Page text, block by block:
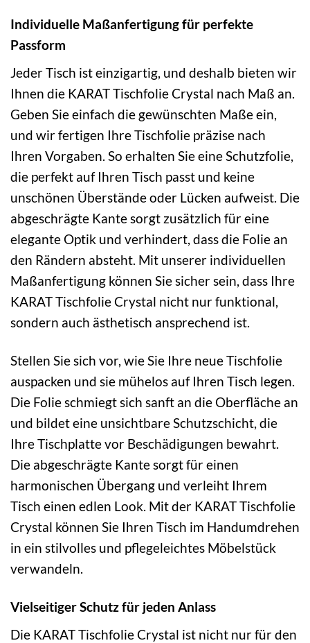
Individuelle Maßanfertigung für perfekte
Passform
Jeder Tisch ist einzigartig, und deshalb bieten wir
Ihnen die KARAT Tischfolie Crystal nach Maß an.
Geben Sie einfach die gewünschten Maße ein,
und wir fertigen Ihre Tischfolie präzise nach
Ihren Vorgaben. So erhalten Sie eine Schutzfolie,
die perfekt auf Ihren Tisch passt und keine
unschönen Überstände oder Lücken aufweist. Die
abgeschrägte Kante sorgt zusätzlich für eine
elegante Optik und verhindert, dass die Folie an
den Rändern absteht. Mit unserer individuellen
Maßanfertigung können Sie sicher sein, dass Ihre
KARAT Tischfolie Crystal nicht nur funktional,
sondern auch ästhetisch ansprechend ist.
Stellen Sie sich vor, wie Sie Ihre neue Tischfolie
auspacken und sie mühelos auf Ihren Tisch legen.
Die Folie schmiegt sich sanft an die Oberfläche an
und bildet eine unsichtbare Schutzschicht, die
Ihre Tischplatte vor Beschädigungen bewahrt.
Die abgeschrägte Kante sorgt für einen
harmonischen Übergang und verleiht Ihrem
Tisch einen edlen Look. Mit der KARAT Tischfolie
Crystal können Sie Ihren Tisch im Handumdrehen
in ein stilvolles und pflegeleichtes Möbelstück
verwandeln.
Vielseitiger Schutz für jeden Anlass
Die KARAT Tischfolie Crystal ist nicht nur für den